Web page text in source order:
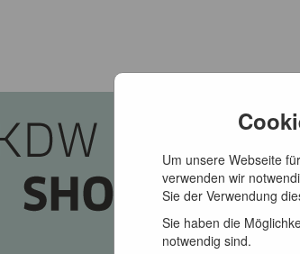
Um unsere Webseite
verwenden wir
Sie der Verwendung
Sie haben die
notwendig sind.